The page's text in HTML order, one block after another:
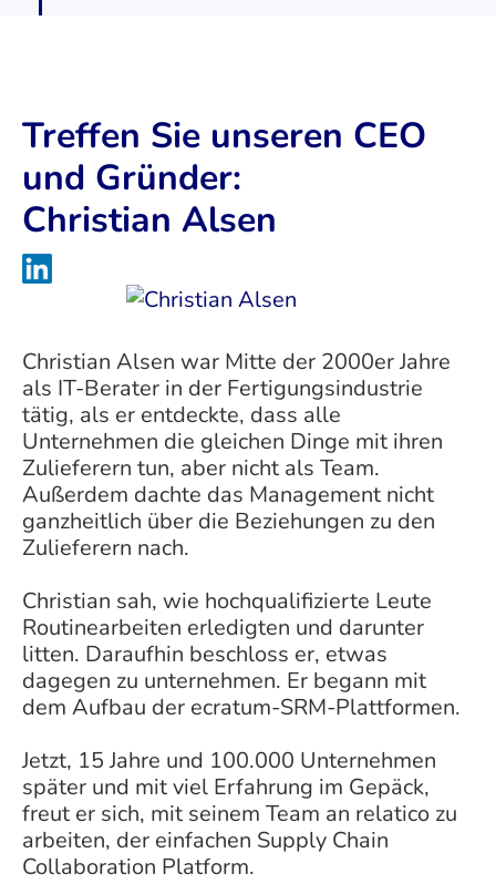
Treffen Sie unseren CEO
und Gründer:
Christian Alsen
Christian Alsen war Mitte der 2000er Jahre
als IT-Berater in der Fertigungsindustrie
tätig, als er entdeckte, dass alle
Unternehmen die gleichen Dinge mit ihren
Zulieferern tun, aber nicht als Team.
Außerdem dachte das Management nicht
ganzheitlich über die Beziehungen zu den
Zulieferern nach.
Christian sah, wie hochqualifizierte Leute
Routinearbeiten erledigten und darunter
litten. Daraufhin beschloss er, etwas
dagegen zu unternehmen. Er begann mit
dem Aufbau der ecratum-SRM-Plattformen.
Jetzt, 15 Jahre und 100.000 Unternehmen
später und mit viel Erfahrung im Gepäck,
freut er sich, mit seinem Team an relatico zu
arbeiten, der einfachen Supply Chain
Collaboration Platform.